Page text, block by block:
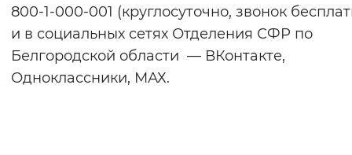
800-1-000-001 (круглосуточно, звонок
и в социальных сетях Отделения СФР по
Белгородской области — ВКонтакте,
Одноклассники, МАХ.